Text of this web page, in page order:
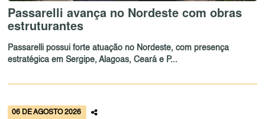
Passarelli avança no Nordeste com obras
estruturantes
Passarelli possui forte atuação no Nordeste, com presença
estratégica em Sergipe, Alagoas, Ceará e P...
06 DE AGOSTO 2026